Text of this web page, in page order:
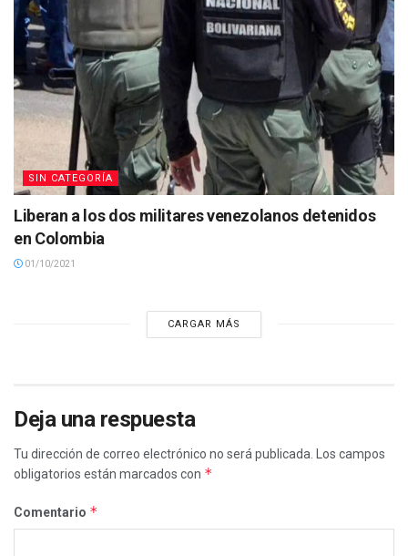
SIN CATEGORÍA
Liberan a los dos militares venezolanos detenidos
en Colombia
01/10/2021
CARGAR MÁS
Deja una respuesta
Tu dirección de correo electrónico no será publicada.
Los campos
obligatorios están marcados con *
Comentario *